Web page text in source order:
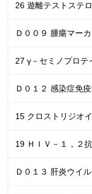
26 遊離テストステ
Ｄ００９ 腫瘍マー
27 γ－セミノプロテ
Ｄ０１２ 感染症免
15 クロストリジオ
19 ＨＩＶ－１，２
Ｄ０１３ 肝炎ウイ